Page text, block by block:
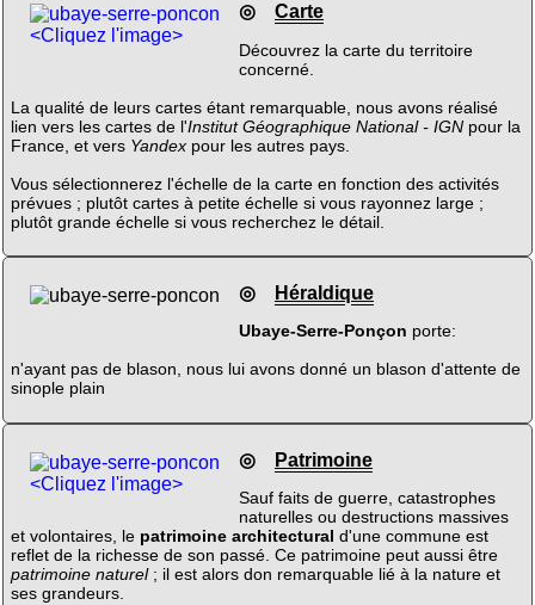
<Cliquez l'image>
◎ Carte
Découvrez la carte du territoire
concerné.
La qualité de leurs cartes étant remarquable, nous avons réalisé
lien vers les cartes de l'Institut Géographique National - IGNpour la
France, et vers Yandexpour les autres pays.
Vous sélectionnerez l'échelle de la carte en fonction des activités
prévues ; plutôt cartes à petite échelle si vous rayonnez large ;
plutôt grande échelle si vous recherchez le détail.
◎ Héraldique
Ubaye-Serre-Ponçon porte:
n'ayant pas de blason, nous lui avons donné un blason d'attente de
sinople plain
<Cliquez l'image>
◎ Patrimoine
Sauf faits de guerre, catastrophes
naturelles ou destructions massives
et volontaires, le patrimoine architectural d'une commune est
reflet de la richesse de son passé. Ce patrimoine peut aussi être
patrimoine naturel; il est alors don remarquable lié à la nature et
ses grandeurs.